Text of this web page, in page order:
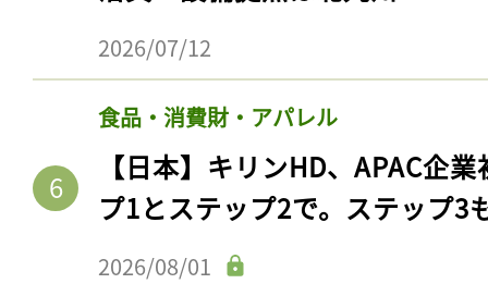
2026/07/12
食品・消費財・アパレル
【日本】キリンHD、APAC企
プ1とステップ2で。ステップ3
2026/08/01